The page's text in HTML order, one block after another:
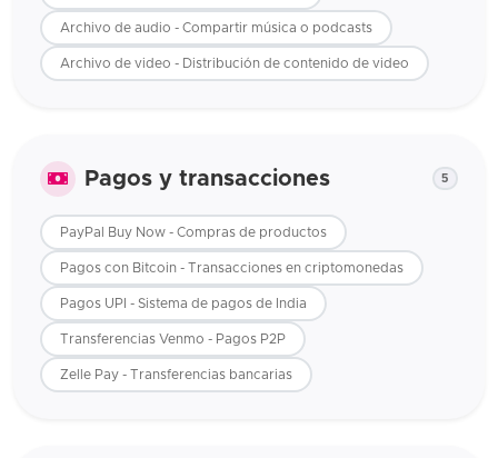
Archivo de audio - Compartir música o podcasts
Archivo de video - Distribución de contenido de video
Pagos y transacciones 5
PayPal Buy Now - Compras de productos
Pagos con Bitcoin - Transacciones en criptomonedas
Pagos UPI - Sistema de pagos de India
Transferencias Venmo - Pagos P2P
Zelle Pay - Transferencias bancarias